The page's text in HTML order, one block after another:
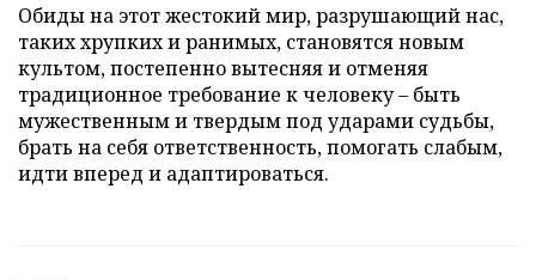
Обиды на этот жестокий мир, разрушающий нас,
таких хрупких и ранимых, становятся новым
культом, постепенно вытесняя и отменяя
традиционное требование к человеку – быть
мужественным и твердым под ударами судьбы,
брать на себя ответственность, помогать слабым,
идти вперед и адаптироваться.